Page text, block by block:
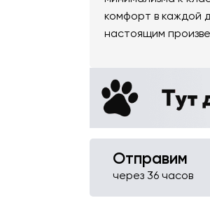
комфорт в каждой
настоящим
Отправим
через 36 часов